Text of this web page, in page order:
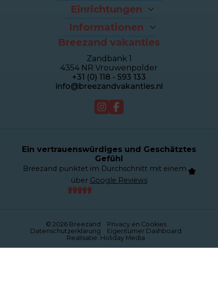
Angebote
Last-Minutes
Ferienhäuser
Ferienwohnungen
Sealofts
Gruppenhäuser
Duinhotel
Einrichtungen
Der Strand
Fahrradverleih
Brasserie Dune
Breezand Gym
Massage en Beauty
Tennisplatz
Informationen
Kontakt und Adresse
Eigentümer Dashboard
Über Breezand
Giftcard
Jobs by Breezand
Webcam
Breezand vakanties
Zandbank 1
4354 NR Vrouwenpolder
+31 (0) 118 - 593 133
info@breezandvakanties.nl
Ein vertrauenswürdiges und Geschätztes
Gefühl
Breezand punktet im Durchschnitt mit einem
über Google Reviews
© 2026 Breezand
Privacy en Cookies
Datenschutzerklärung
Eigentümer Dashboard
Realisatie: Holiday Media